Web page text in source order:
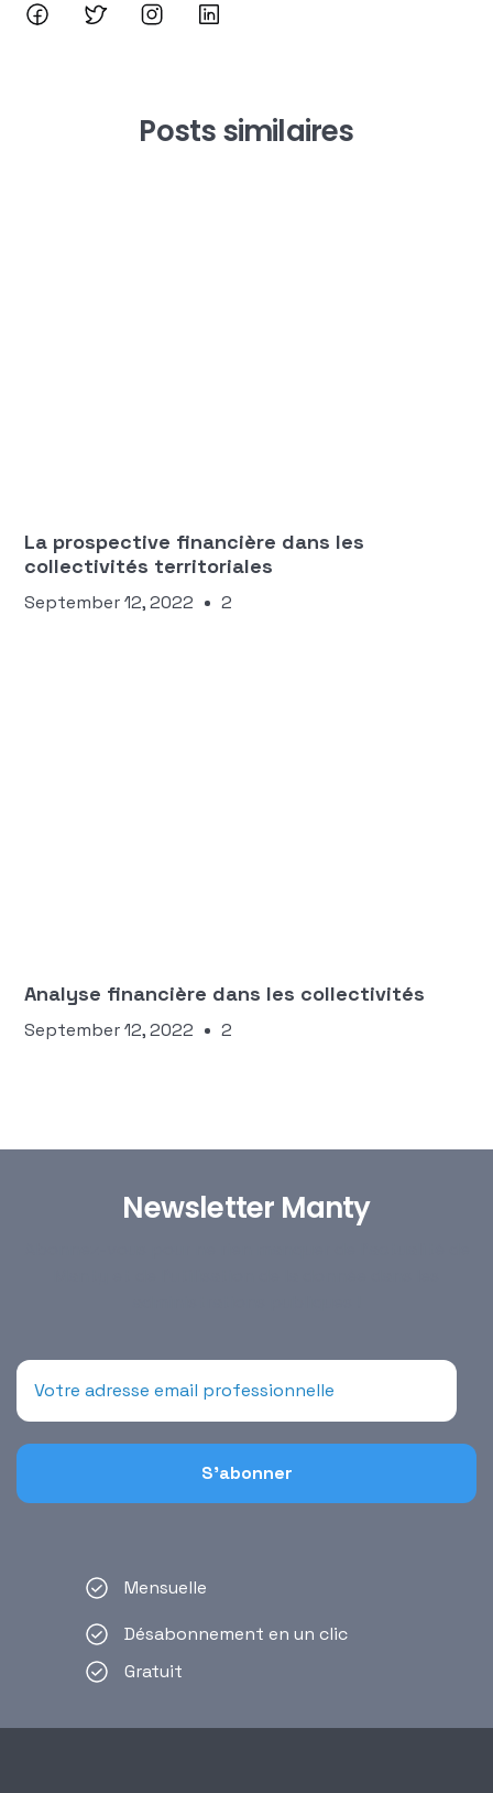
Posts similaires
La prospective financière dans les
collectivités territoriales
September 12, 2022 2
Analyse financière dans les collectivités
September 12, 2022 2
Newsletter Manty
Mensuelle
Désabonnement en un clic
Gratuit